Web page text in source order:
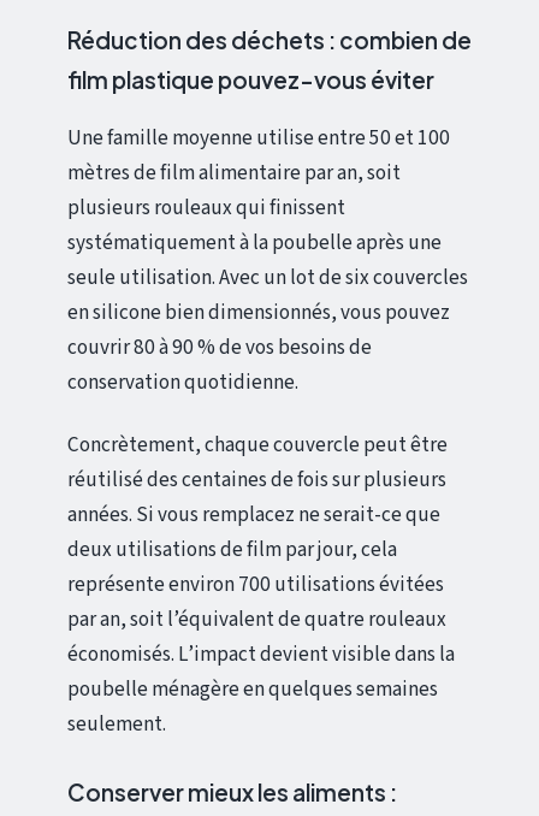
Réduction des déchets : combien de
film plastique pouvez-vous éviter
Une famille moyenne utilise entre 50 et 100
mètres de film alimentaire par an, soit
plusieurs rouleaux qui finissent
systématiquement à la poubelle après une
seule utilisation. Avec un lot de six couvercles
en silicone bien dimensionnés, vous pouvez
couvrir 80 à 90 % de vos besoins de
conservation quotidienne.
Concrètement, chaque couvercle peut être
réutilisé des centaines de fois sur plusieurs
années. Si vous remplacez ne serait-ce que
deux utilisations de film par jour, cela
représente environ 700 utilisations évitées
par an, soit l’équivalent de quatre rouleaux
économisés. L’impact devient visible dans la
poubelle ménagère en quelques semaines
seulement.
Conserver mieux les aliments :